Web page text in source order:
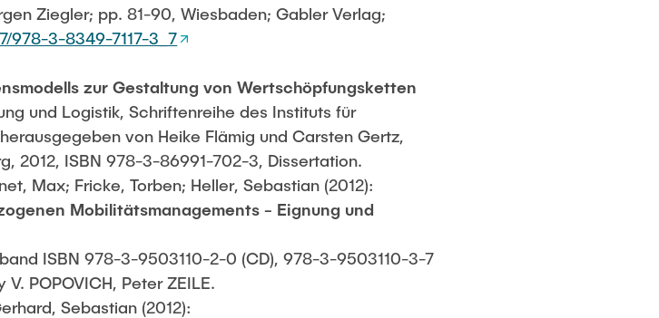
Ziegler; pp. 81-90, Wiesbaden; Gabler Verlag;
978-3-8349-7117-3_7
zur Gestaltung von Wertschöpfungsketten
und Logistik, Schriftenreihe des Instituts für
von Heike Flämig und Carsten Gertz,
2012, ISBN 978-3-86991-702-3, Dissertation.
Max; Fricke, Torben; Heller, Sebastian (2012):
Mobilitätsmanagements - Eignung und
ISBN 978-3-9503110-2-0 (CD), 978-3-9503110-3-7
POPOVICH, Peter ZEILE.
Sebastian (2012):